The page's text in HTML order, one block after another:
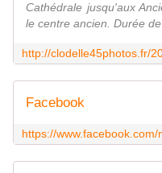
Cathédrale jusqu'aux
le centre ancien. Durée de
Facebook